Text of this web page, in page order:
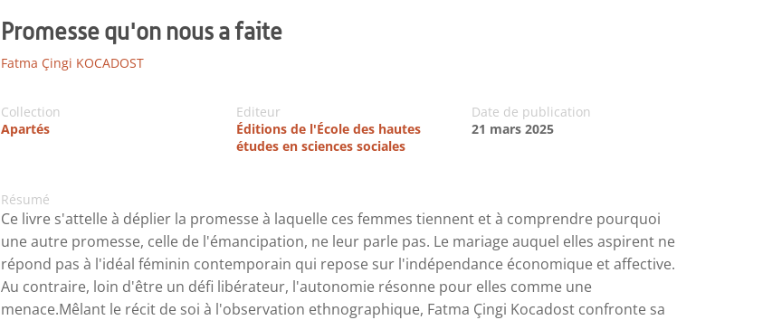
Promesse qu'on nous a faite
Fatma Çingi KOCADOST
Collection
Apartés
Editeur
Éditions de l'École des hautes
études en sciences sociales
Date de publication
21 mars 2025
Résumé
Ce livre s'attelle à déplier la promesse à laquelle ces femmes tiennent et à comprendre pourquoi
une autre promesse, celle de l'émancipation, ne leur parle pas. Le mariage auquel elles aspirent ne
répond pas à l'idéal féminin contemporain qui repose sur l'indépendance économique et affective.
Au contraire, loin d'être un défi libérateur, l'autonomie résonne pour elles comme une
menace.Mêlant le récit de soi à l'observation ethnographique, Fatma Çingi Kocadost confronte sa